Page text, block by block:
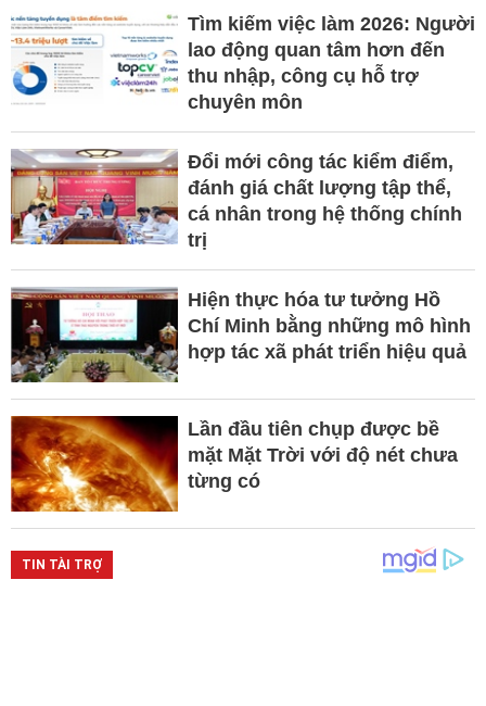
Tìm kiếm việc làm 2026: Người
lao động quan tâm hơn đến
thu nhập, công cụ hỗ trợ
chuyên môn
Đổi mới công tác kiểm điểm,
đánh giá chất lượng tập thể,
cá nhân trong hệ thống chính
trị
Hiện thực hóa tư tưởng Hồ
Chí Minh bằng những mô hình
hợp tác xã phát triển hiệu quả
Lần đầu tiên chụp được bề
mặt Mặt Trời với độ nét chưa
từng có